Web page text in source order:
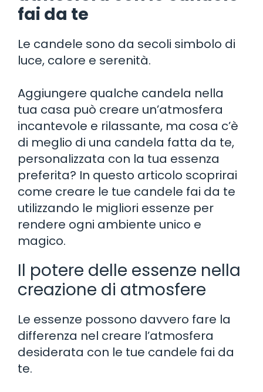
fai da te
Le candele sono da secoli simbolo di
luce, calore e serenità.
Aggiungere qualche candela nella
tua casa può creare un’atmosfera
incantevole e rilassante, ma cosa c’è
di meglio di una candela fatta da te,
personalizzata con la tua essenza
preferita? In questo articolo scoprirai
come creare le tue candele fai da te
utilizzando le migliori essenze per
rendere ogni ambiente unico e
magico.
Il potere delle essenze nella
creazione di atmosfere
Le essenze possono davvero fare la
differenza nel creare l’atmosfera
desiderata con le tue candele fai da
te.